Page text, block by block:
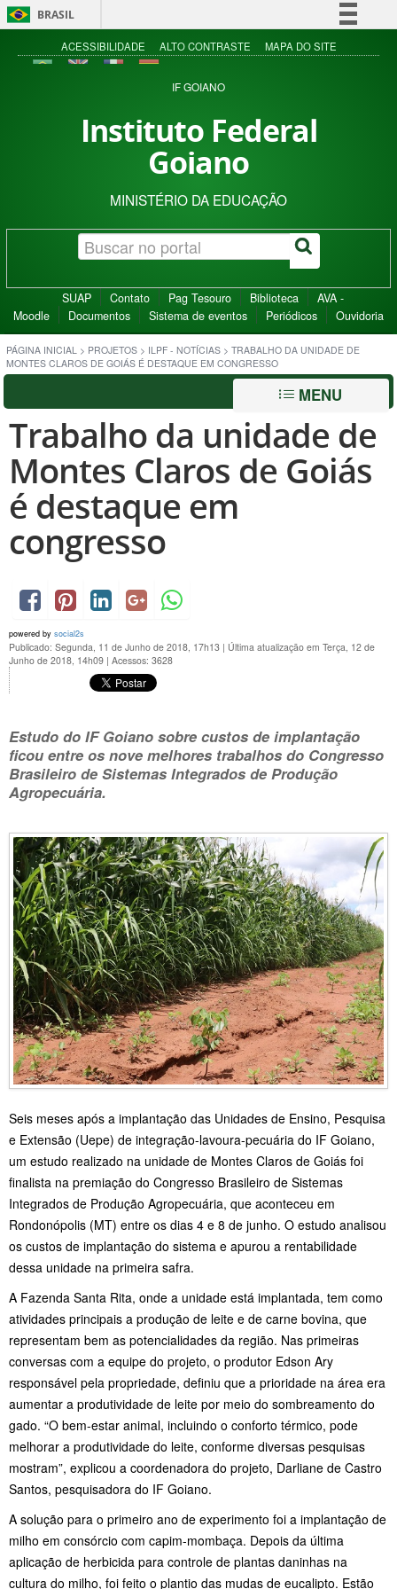
BRASIL
Simplifique!
Acesso à informação
ACESSIBILIDADE ALTO CONTRASTE MAPA DO SITE
IF GOIANO
Instituto Federal
Goiano
MINISTÉRIO DA EDUCAÇÃO
SUAP Contato Pag Tesouro Biblioteca
AVA -
Moodle
Documentos Sistema de eventos Periódicos Ouvidoria
PÁGINA INICIAL > PROJETOS > ILPF - NOTÍCIAS > TRABALHO DA UNIDADE DE
MONTES CLAROS DE GOIÁS É DESTAQUE EM CONGRESSO
MENU
Trabalho da unidade de
Montes Claros de Goiás
é destaque em
congresso
powered by social2s
Publicado: Segunda, 11 de Junho de 2018, 17h13 | Última atualização em Terça, 12 de
Junho de 2018, 14h09 | Acessos: 3628
Estudo do IF Goiano sobre custos de implantação
ficou entre os nove melhores trabalhos do Congresso
Brasileiro de Sistemas Integrados de Produção
Agropecuária.
Seis meses após a implantação das Unidades de Ensino, Pesquisa
e Extensão (Uepe) de integração-lavoura-pecuária do IF Goiano,
um estudo realizado na unidade de Montes Claros de Goiás foi
finalista na premiação do Congresso Brasileiro de Sistemas
Integrados de Produção Agropecuária, que aconteceu em
Rondonópolis (MT) entre os dias 4 e 8 de junho. O estudo analisou
os custos de implantação do sistema e apurou a rentabilidade
dessa unidade na primeira safra.
A Fazenda Santa Rita, onde a unidade está implantada, tem como
atividades principais a produção de leite e de carne bovina, que
representam bem as potencialidades da região. Nas primeiras
conversas com a equipe do projeto, o produtor Edson Ary
responsável pela propriedade, definiu que a prioridade na área era
aumentar a produtividade de leite por meio do sombreamento do
gado. “O bem-estar animal, incluindo o conforto térmico, pode
melhorar a produtividade do leite, conforme diversas pesquisas
mostram”, explicou a coordenadora do projeto, Darliane de Castro
Santos, pesquisadora do IF Goiano.
A solução para o primeiro ano de experimento foi a implantação de
milho em consórcio com capim-mombaça. Depois da última
aplicação de herbicida para controle de plantas daninhas na
cultura do milho, foi feito o plantio das mudas de eucalipto. Estão